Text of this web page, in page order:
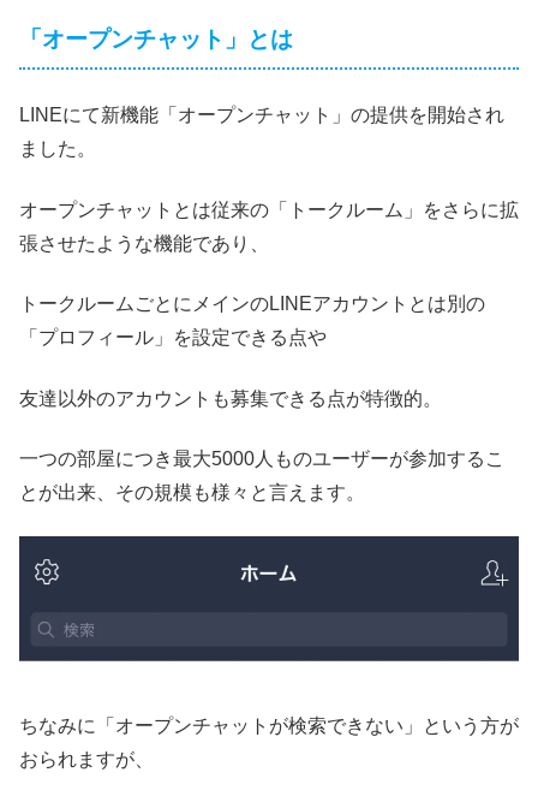
「オープンチャット」とは
LINEにて新機能「オープンチャット」の提供を開始され
ました。
オープンチャットとは従来の「トークルーム」をさらに拡
張させたような機能であり、
トークルームごとにメインのLINEアカウントとは別の
「プロフィール」を設定できる点や
友達以外のアカウントも募集できる点が特徴的。
一つの部屋につき最大5000人ものユーザーが参加するこ
とが出来、その規模も様々と言えます。
ちなみに「オープンチャットが検索できない」という方が
おられますが、